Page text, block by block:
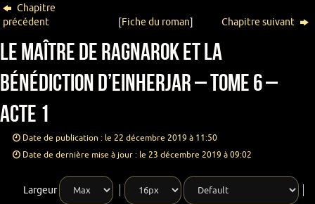
Chapitre
précédent
[Fiche du roman] Chapitre suivant
Le Maître de Ragnarok et la
Bénédiction d’Einherjar – Tome 6 –
Acte 1
Date de publication : le 22 décembre 2019 à 11:50
Date de dernière mise à jour : le 23 décembre 2019 à 09:02
Largeur